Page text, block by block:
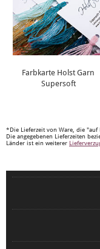
Farbkarte Holst Garn
Supersoft
*Die Lieferzeit von Ware, die "auf
Die angegebenen Lieferzeiten
Länder ist ein weiterer